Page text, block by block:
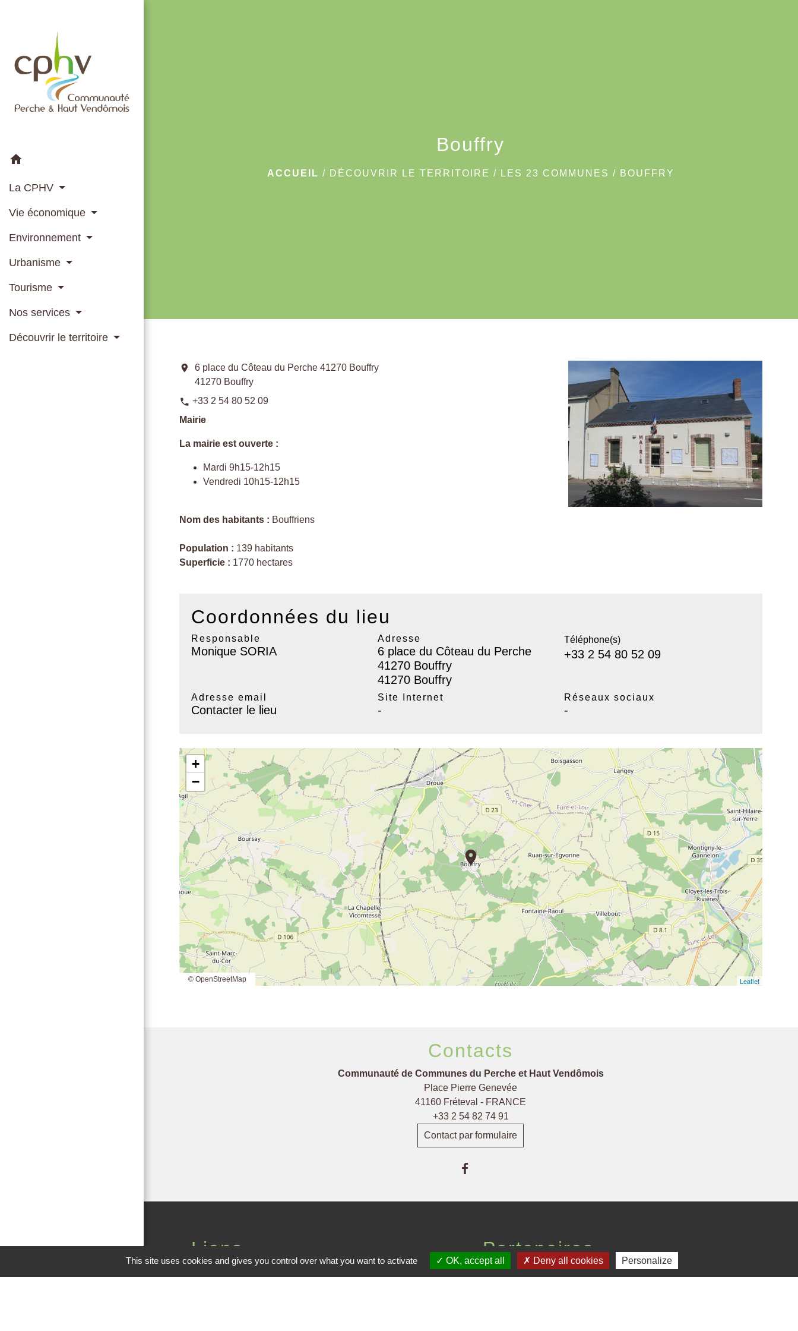
home
La CPHV
Vie économique
Environnement
Urbanisme
Tourisme
Nos services
Découvrir le territoire
Bouffry
ACCUEIL / DÉCOUVRIR LE TERRITOIRE / LES 23 COMMUNES / BOUFFRY
location_on
6 place du Côteau du Perche 41270 Bouffry
41270 Bouffry
phone +33 2 54 80 52 09
Mairie
La mairie est ouverte :
Mardi 9h15-12h15
Vendredi 10h15-12h15
Nom des habitants : Bouffriens
Population : 139 habitants
Superficie : 1770 hectares
Coordonnées du lieu
Responsable
Monique SORIA
Adresse
6 place du Côteau du Perche
41270 Bouffry
41270 Bouffry
Téléphone(s)
+33 2 54 80 52 09
Adresse email
Contacter le lieu
Site Internet
-
Réseaux sociaux
-
location_on
+
−
Leaflet
© OpenStreetMap
Contacts
Communauté de Communes du Perche et Haut Vendômois
Place Pierre Genevée
41160 Fréteval - FRANCE
+33 2 54 82 74 91
Contact par formulaire
Liens
Observatoire 41
Partenaires
This site uses cookies and gives you control over what you want to activate OK, accept all Deny all cookies Personalize